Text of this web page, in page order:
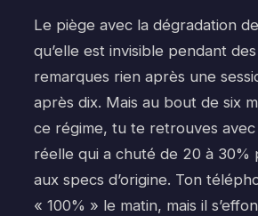
Le piège avec la dégradation
qu’elle est invisible pendant
remarques rien après une
après dix. Mais au bout de six
ce régime, tu te retrouves
réelle qui a chuté de 20 à
aux specs d’origine. Ton
« 100% » le matin, mais il